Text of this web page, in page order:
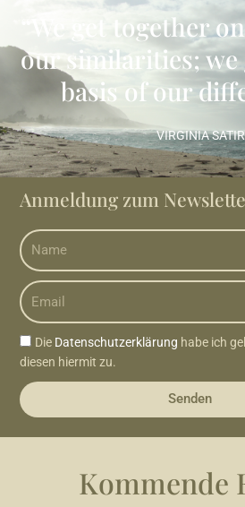
“We get together
our similarities;
basis of our
VIRGINIA SATIR
Anmeldung zum
Name
Email
Die Datenschutzerklärung habe ich
diesen hiermit zu.
Senden
Kommende